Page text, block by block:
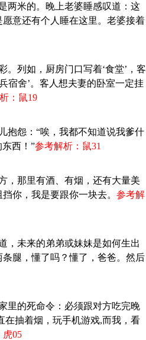
两米的。晚上老婆睡感叹道：这
意还有个人睡在这里。老婆接着
列如，厨房门口写着‘食堂’，客
宿舍’。客人想夫妻的卧室一定挂
：鼠19
抱怨：“唉，我都不知道说我爹什
西！”参考解析：鼠31
，那里有酒、有烟，还有大量美
你，我是要跟你一块去。 参考解
，未来的弟弟或妹妹是如何生出
腿，懂了吗？懂了，爸爸。然后
里的死命令：必须跟对方吃完晚
在抽着烟，玩手机游戏,而我，看
虎05